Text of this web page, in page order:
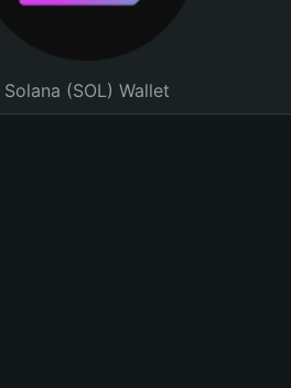
Solana (SOL) Wallet